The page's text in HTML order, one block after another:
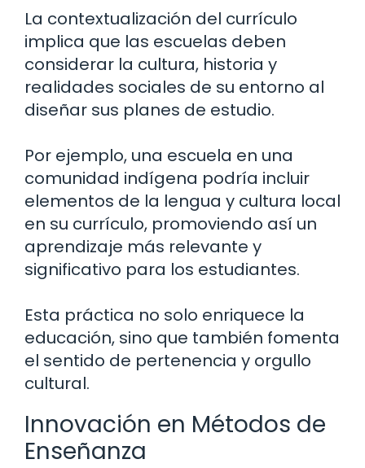
La contextualización del currículo
implica que las escuelas deben
considerar la cultura, historia y
realidades sociales de su entorno al
diseñar sus planes de estudio.
Por ejemplo, una escuela en una
comunidad indígena podría incluir
elementos de la lengua y cultura local
en su currículo, promoviendo así un
aprendizaje más relevante y
significativo para los estudiantes.
Esta práctica no solo enriquece la
educación, sino que también fomenta
el sentido de pertenencia y orgullo
cultural.
Innovación en Métodos de
Enseñanza